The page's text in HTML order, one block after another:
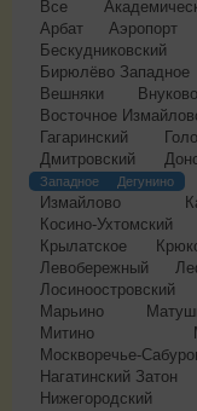
Все
Арбат
Аэропорт
Бескудниковский
Бирюлёво Западное
Вешняки
Внуково
Восточное
Гагаринский
Дмитровский
Западное Дегунино
Измайлово
Косино-Ухтомский
Крылатское
Левобережный
Лосиноостровский
Марьино
Митино
Москворечье-
Нагатинский Затон
Нижегородский